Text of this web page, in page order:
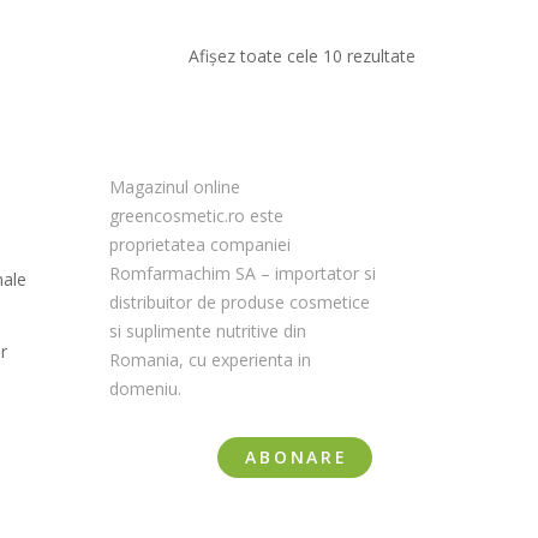
Afișez toate cele 10 rezultate
Magazinul online
greencosmetic.ro este
proprietatea companiei
Romfarmachim SA – importator si
distribuitor de produse cosmetice
si suplimente nutritive din
Romania, cu experienta in
domeniu.
ABONARE